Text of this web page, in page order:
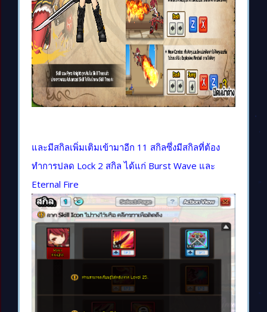
และมีสกิลเพิ่มเติมเข้ามาอีก 11 สกิลซึ่งมีสกิลที่ต้อง
ทำการปลด Lock 2 สกิล ได้แก่ Burst Wave และ
Eternal Fire